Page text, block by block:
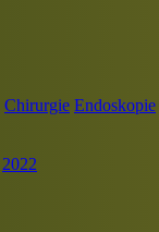
Chirurgie Endoskopie
2022